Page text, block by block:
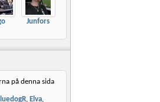
Junfors
på denna sida
, Elva,